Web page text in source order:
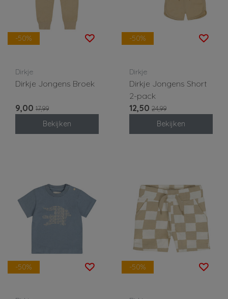
-50%
Dirkje
Dirkje Jongens Broek
9,00 17,99
Bekijken
-50%
Dirkje
Dirkje Jongens Short
2-pack
12,50 24,99
Bekijken
-50% -50%